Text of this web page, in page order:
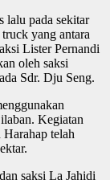
lalu pada sekitar
yang antara
Lister Pernandi
oleh saksi
Sdr. Dju Seng.
Kegiatan
telah
saksi La Jahidi